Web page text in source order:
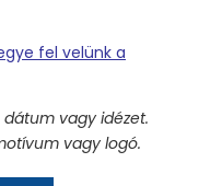
fel velünk a
dátum vagy idézet.
vagy logó.